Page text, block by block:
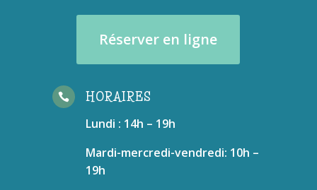
Réserver en ligne
 HORAIRES
Lundi : 14h – 19h
Mardi-mercredi-vendredi: 10h –
19h